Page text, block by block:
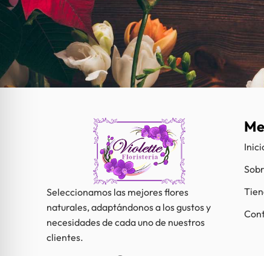
Seleccionamos las mejores flores
naturales, adaptándonos a los gustos y
necesidades de cada uno de nuestros
clientes.